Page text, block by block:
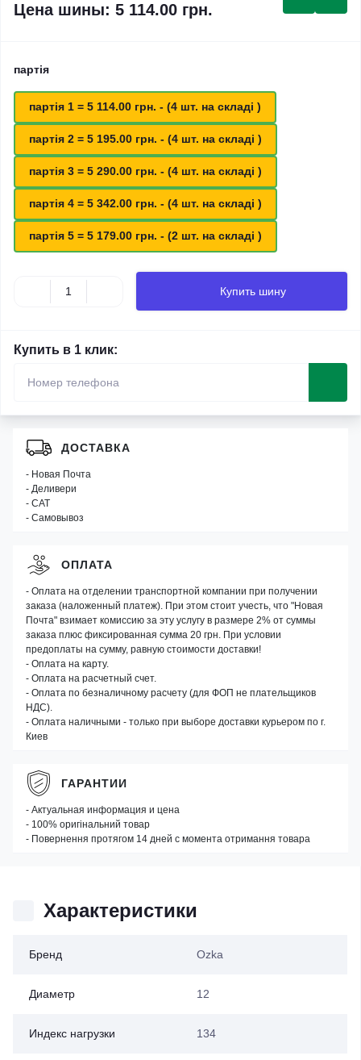
Цена шины: 5 114.00 грн.
партія
партія 1 = 5 114.00 грн. - (4 шт. на складі )
партія 2 = 5 195.00 грн. - (4 шт. на складі )
партія 3 = 5 290.00 грн. - (4 шт. на складі )
партія 4 = 5 342.00 грн. - (4 шт. на складі )
партія 5 = 5 179.00 грн. - (2 шт. на складі )
Купить шину
Купить в 1 клик:
Характеристики
Бренд Ozka
Диаметр 12
Индекс нагрузки 134
ДОСТАВКА
- Новая Почта
- Деливери
- САТ
- Самовывоз
ОПЛАТА
- Оплата на отделении транспортной компании при получении
заказа (наложенный платеж). При этом стоит учесть, что "Новая
Почта" взимает комиссию за эту услугу в размере 2% от суммы
заказа плюс фиксированная сумма 20 грн. При условии
предоплаты на сумму, равную стоимости доставки!
- Оплата на карту.
- Оплата на расчетный счет.
- Оплата по безналичному расчету (для ФОП не плательщиков
НДС).
- Оплата наличными - только при выборе доставки курьером по г.
Киев
ГАРАНТИИ
- Актуальная информация и цена
- 100% оригінальний товар
- Повернення протягом 14 дней с момента отримання товара